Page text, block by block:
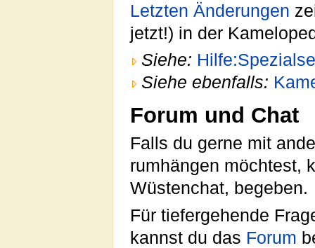
Letzten Änderungen
jetzt!) in der
Siehe:
Siehe ebenfalls:
Forum und Chat
Falls du gerne mit
rumhängen möchtest,
Wüstenchat, begeben.
Für tiefergehende
kannst du das Forum